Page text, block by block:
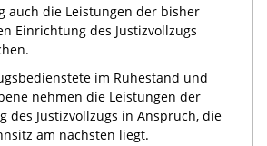
auch die Leistungen der bisher
Einrichtung des Justizvollzugs
im Ruhestand und
nehmen die Leistungen der
des Justizvollzugs in Anspruch, die
am nächsten liegt.